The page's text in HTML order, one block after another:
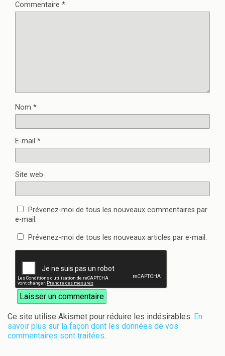
Commentaire *
Nom *
E-mail *
Site web
Prévenez-moi de tous les nouveaux commentaires par
e-mail.
Prévenez-moi de tous les nouveaux articles par e-mail.
Ce site utilise Akismet pour réduire les indésirables. En
savoir plus sur la façon dont les données de vos
commentaires sont traitées.